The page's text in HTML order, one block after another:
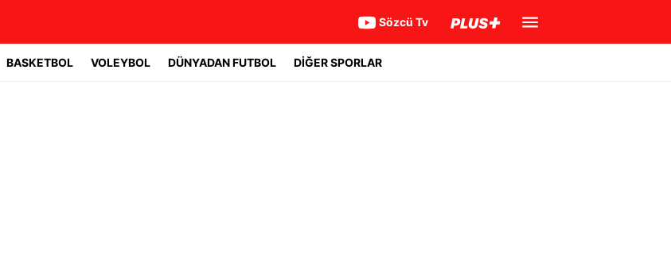
Sözcü Tv
BASKETBOL VOLEYBOL DÜNYADAN FUTBOL DİĞER SPORLAR